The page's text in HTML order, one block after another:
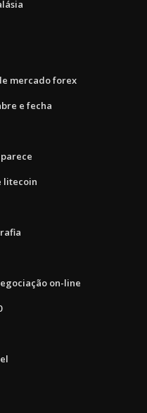
mercado forex
e fecha
litecoin
on-line